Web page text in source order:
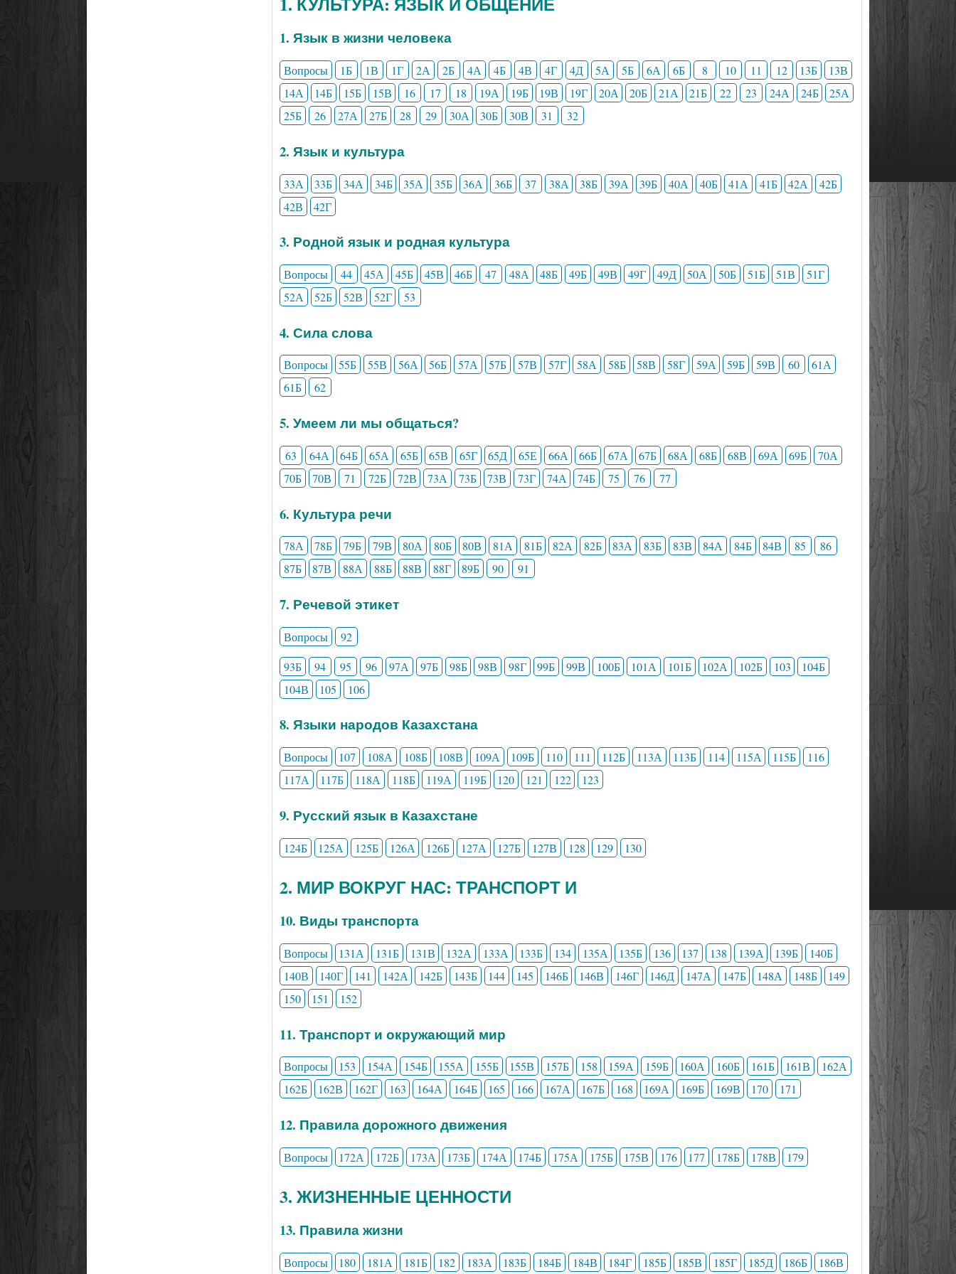
1. Язык в жизни человека
Вопросы 1Б 1В 1Г 2А 2Б 4А 4Б 4В 4Г 4Д 5А 5Б 6А 6Б 8 10 11 12 13Б
13В
14А
14Б 15Б 15В 16 17 18 19А 19Б 19В 19Г 20А 20Б 21А 21Б 22 23 24А 24Б
25А
25Б
26 27А 27Б 28 29 30А 30Б 30В 31 32
2. Язык и культура
33А 33Б 34А 34Б 35А 35Б 36А 36Б 37 38А 38Б 39А 39Б 40А 40Б 41А 41Б 42А
42Б
42В
42Г
3. Родной язык и родная культура
Вопросы 44 45А 45Б 45В 46Б 47 48А 48Б 49Б 49В 49Г 49Д 50А 50Б 51Б 51В
51Г
52А
52Б 52В 52Г 53
4. Сила слова
Вопросы 55Б 55В 56А 56Б 57А 57Б 57В 57Г 58А 58Б 58В 58Г 59А 59Б 59В 60
61А
61Б
62
5. Умеем ли мы общаться?
63 64А 64Б 65А 65Б 65В 65Г 65Д 65Е 66А 66Б 67А 67Б 68А 68Б 68В 69А 69Б
70А
70Б
70В 71 72Б 72В 73А 73Б 73В 73Г 74А 74Б 75 76 77
6. Культура речи
78А 78Б 79Б 79В 80А 80Б 80В 81А 81Б 82А 82Б 83А 83Б 83В 84А 84Б 84В 85
86
87Б
87В 88А 88Б 88В 88Г 89Б 90 91
7. Речевой этикет
Вопросы
92
93Б
94 95 96 97А 97Б 98Б 98В 98Г 99Б 99В 100Б 101А 101Б 102А 102Б 103
104Б
104В
105 106
8. Языки народов Казахстана
Вопросы 107 108А 108Б 108В 109А 109Б 110 111 112Б 113А 113Б 114 115А 115Б
116
117А
117Б 118А 118Б 119А 119Б 120 121 122 123
9. Русский язык в Казахстане
124Б 125А 125Б 126А 126Б 127А 127Б 127В 128 129 130
2. МИР ВОКРУГ НАС: ТРАНСПОРТ И
10. Виды транспорта
Вопросы 131А 131Б 131В 132А 133А 133Б 134 135А 135Б 136 137 138 139А 139Б
140Б
140В
140Г 141 142А 142Б 143Б 144 145 146Б 146В 146Г 146Д 147А 147Б 148А 148Б
149
150
151 152
11. Транспорт и окружающий мир
Вопросы 153 154А 154Б 155А 155Б 155В 157Б 158 159А 159Б 160А 160Б 161Б 161В
162А
162Б
162В 162Г 163 164А 164Б 165 166 167А 167Б 168 169А 169Б 169В 170 171
12. Правила дорожного движения
Вопросы 172А 172Б 173А 173Б 174А 174Б 175А 175Б 175В 176 177 178Б 178В 179
3. ЖИЗНЕННЫЕ ЦЕННОСТИ
13. Правила жизни
Вопросы 180 181А 181Б 182 183А 183Б 184Б 184В 184Г 185Б 185В 185Г 185Д 186Б 186В